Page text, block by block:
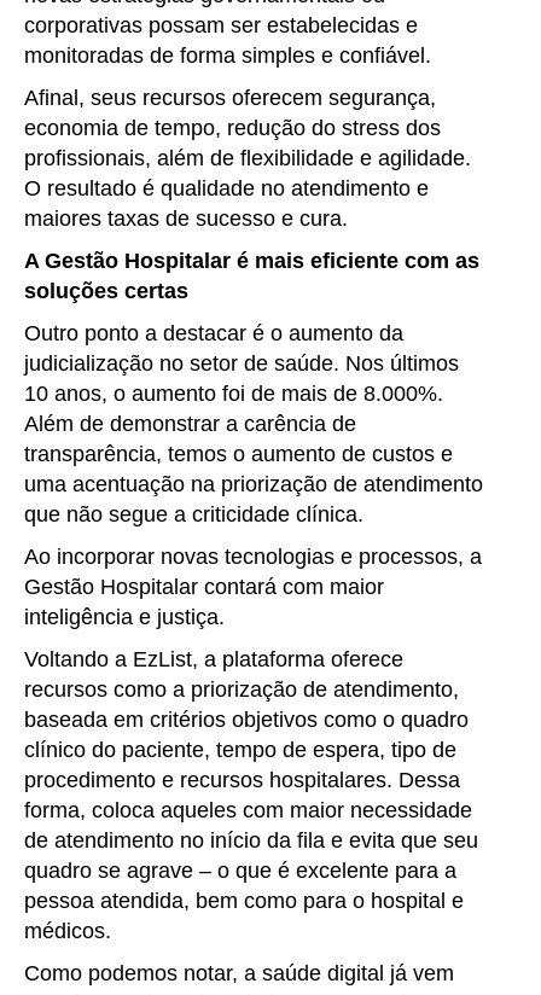
corporativas possam ser estabelecidas e
monitoradas de forma simples e confiável.
Afinal, seus recursos oferecem segurança,
economia de tempo, redução do stress dos
profissionais, além de flexibilidade e agilidade.
O resultado é qualidade no atendimento e
maiores taxas de sucesso e cura.
A Gestão Hospitalar é mais eficiente com as
soluções certas
Outro ponto a destacar é o aumento da
judicialização no setor de saúde. Nos últimos
10 anos, o aumento foi de mais de 8.000%.
Além de demonstrar a carência de
transparência, temos o aumento de custos e
uma acentuação na priorização de atendimento
que não segue a criticidade clínica.
Ao incorporar novas tecnologias e processos, a
Gestão Hospitalar contará com maior
inteligência e justiça.
Voltando a EzList, a plataforma oferece
recursos como a priorização de atendimento,
baseada em critérios objetivos como o quadro
clínico do paciente, tempo de espera, tipo de
procedimento e recursos hospitalares. Dessa
forma, coloca aqueles com maior necessidade
de atendimento no início da fila e evita que seu
quadro se agrave – o que é excelente para a
pessoa atendida, bem como para o hospital e
médicos.
Como podemos notar, a saúde digital já vem